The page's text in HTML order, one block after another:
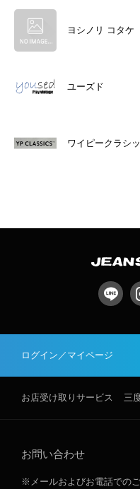
ヨシノリ コタケ
ユーズド
ワイピークラシ
ログイン／マイページ
お店受け取りサービス 三
お問い合わせ
※メールおよびお電話での